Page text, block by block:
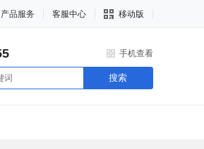
产品服务 客服中心 移动版
手机查看
搜索